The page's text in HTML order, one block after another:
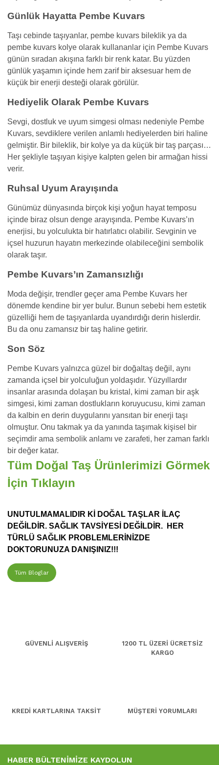
Günlük Hayatta Pembe Kuvars
Taşı cebinde taşıyanlar, pembe kuvars bileklik ya da
pembe kuvars kolye olarak kullananlar için Pembe Kuvars
günün sıradan akışına farklı bir renk katar. Bu yüzden
günlük yaşamın içinde hem zarif bir aksesuar hem de
küçük bir enerji desteği olarak görülür.
Hediyelik Olarak Pembe Kuvars
Sevgi, dostluk ve uyum simgesi olması nedeniyle Pembe
Kuvars, sevdiklere verilen anlamlı hediyelerden biri haline
gelmiştir. Bir bileklik, bir kolye ya da küçük bir taş parçası…
Her şekliyle taşıyan kişiye kalpten gelen bir armağan hissi
verir.
Ruhsal Uyum Arayışında
Günümüz dünyasında birçok kişi yoğun hayat temposu
içinde biraz olsun denge arayışında. Pembe Kuvars’ın
enerjisi, bu yolculukta bir hatırlatıcı olabilir. Sevginin ve
içsel huzurun hayatın merkezinde olabileceğini sembolik
olarak taşır.
Pembe Kuvars’ın Zamansızlığı
Moda değişir, trendler geçer ama Pembe Kuvars her
dönemde kendine bir yer bulur. Bunun sebebi hem estetik
güzelliği hem de taşıyanlarda uyandırdığı derin hislerdir.
Bu da onu zamansız bir taş haline getirir.
Son Söz
Pembe Kuvars yalnızca güzel bir doğaltaş değil, aynı
zamanda içsel bir yolculuğun yoldaşıdır. Yüzyıllardır
insanlar arasında dolaşan bu kristal, kimi zaman bir aşk
simgesi, kimi zaman dostlukların koruyucusu, kimi zaman
da kalbin en derin duygularını yansıtan bir enerji taşı
olmuştur. Onu takmak ya da yanında taşımak kişisel bir
seçimdir ama sembolik anlamı ve zarafeti, her zaman farklı
bir değer katar.
Tüm Doğal Taş Ürünlerimizi Görmek
İçin Tıklayın
UNUTULMAMALIDIR Kİ DOĞAL TAŞLAR İLAÇ
DEĞİLDİR. SAĞLIK TAVSİYESİ DEĞİLDİR. HER
TÜRLÜ SAĞLIK PROBLEMLERİNİZDE
DOKTORUNUZA DANIŞINIZ!!!
Tüm Bloglar
GÜVENLİ ALIŞVERİŞ
1200 TL ÜZERİ ÜCRETSİZ
KARGO
KREDİ KARTLARINA TAKSİT MÜŞTERİ YORUMLARI
HABER BÜLTENİMİZE KAYDOLUN